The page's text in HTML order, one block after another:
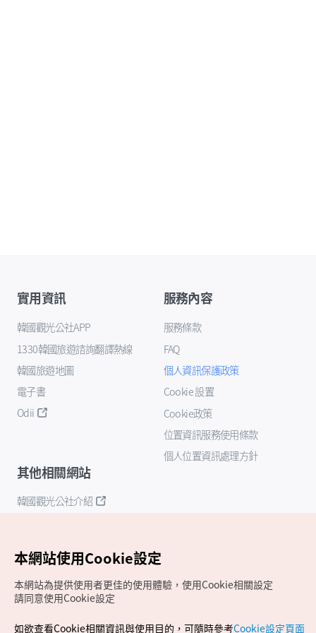
實用資訊
韓國觀光公社APP
1330韓國旅遊諮詢翻譯熱線
韓國旅遊地圖
電子書
Odii
服務內容
服務條款
FAQ
個人資訊保護政策
Cookie 設置
Cookie政策
位置資訊服務使用條款
個人位置資訊處理方針
其他相關網站
韓國觀光公社介紹
本網站使用Cookie設定
本網站為提供使用者更佳的使用體驗，使用Cookie相關設定
請同意使用Cookie設定
如欲查看Cookie相關資訊與使用目的，可隨時參考Cookie設定頁面